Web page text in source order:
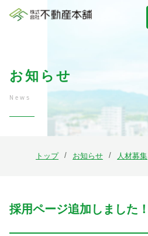
お知らせ
News
トップ お知らせ 人材募集
採用ページ追加しました！